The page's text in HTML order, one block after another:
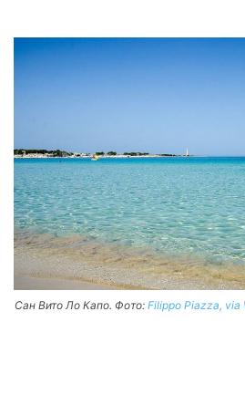
Сан Вито Ло Капо. Фото: Filippo Piazza, via